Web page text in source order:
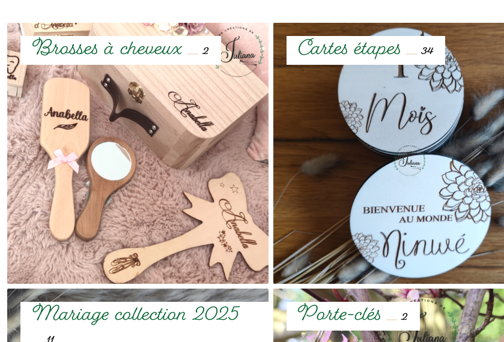
Brosses à cheveux 2 Cartes étapes 34
Mariage collection 2025 Porte-clés 2